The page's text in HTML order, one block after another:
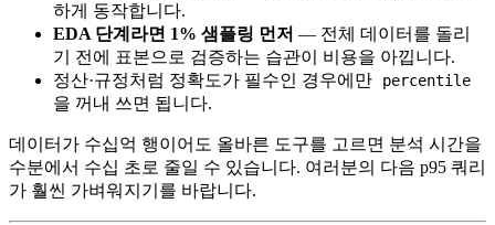
하게 동작합니다.
EDA 단계라면 1% 샘플링 먼저 — 전체 데이터를 돌리
기 전에 표본으로 검증하는 습관이 비용을 아낍니다.
정산·규정처럼 정확도가 필수인 경우에만
percentile
을 꺼내 쓰면 됩니다.
데이터가 수십억 행이어도 올바른 도구를 고르면 분석 시간을
수분에서 수십 초로 줄일 수 있습니다. 여러분의 다음 p95 쿼리
가 훨씬 가벼워지기를 바랍니다.